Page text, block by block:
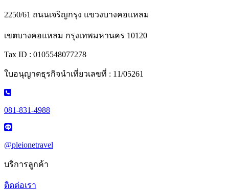
2250/61 ถนนเจริญกรุง แขวงบางคอแหลม
เขตบางคอแหลม กรุงเทพมหานคร 10120
Tax ID : 0105548077278
ใบอนุญาตธุรกิจนำเที่ยวเลขที่ : 11/05261
081-831-4988
@pleionetravel
บริการลูกค้า
ติดต่อเรา